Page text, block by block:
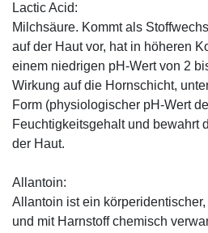
Lactic Acid:
Milchsäure. Kommt als
auf der Haut vor, hat in höheren
einem niedrigen pH-Wert von 2
Wirkung auf die Hornschicht,
Form (physiologischer pH-Wert
Feuchtigkeitsgehalt und bewahrt
der Haut.
Allantoin:
Allantoin ist ein
und mit Harnstoff chemisch